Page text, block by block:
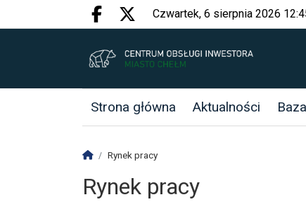
Przejdź do głównych treści
Przejdź do wyszukiwarki
Przejdź do głównego menu
Facebook.com
X.comczwartek, 6 sierpnia 2026
Strona główna Aktualności
Strona główna
Rynek pracy
Rynek pracy